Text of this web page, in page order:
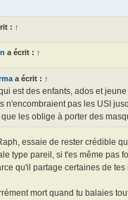
: ↑
a écrit : ↑
a écrit : ↑
est des enfants, ados et
n'encombraient pas les USI
les oblige à porter des
essaie de rester crédible
type pareil, si t'es même pas
qu'il partage certaines de tes
mort quand tu balaies